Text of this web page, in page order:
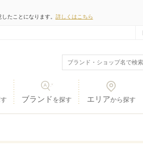
たことになります。 詳しくはこちら
ブランド を探す エリアから探す